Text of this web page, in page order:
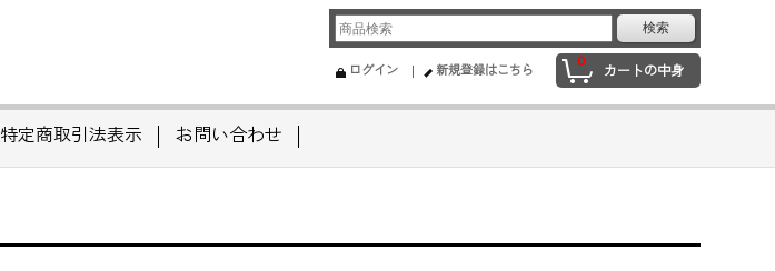
0
カートの中身
ログイン 新規登録はこちら
特定商取引法表示 お問い合わせ